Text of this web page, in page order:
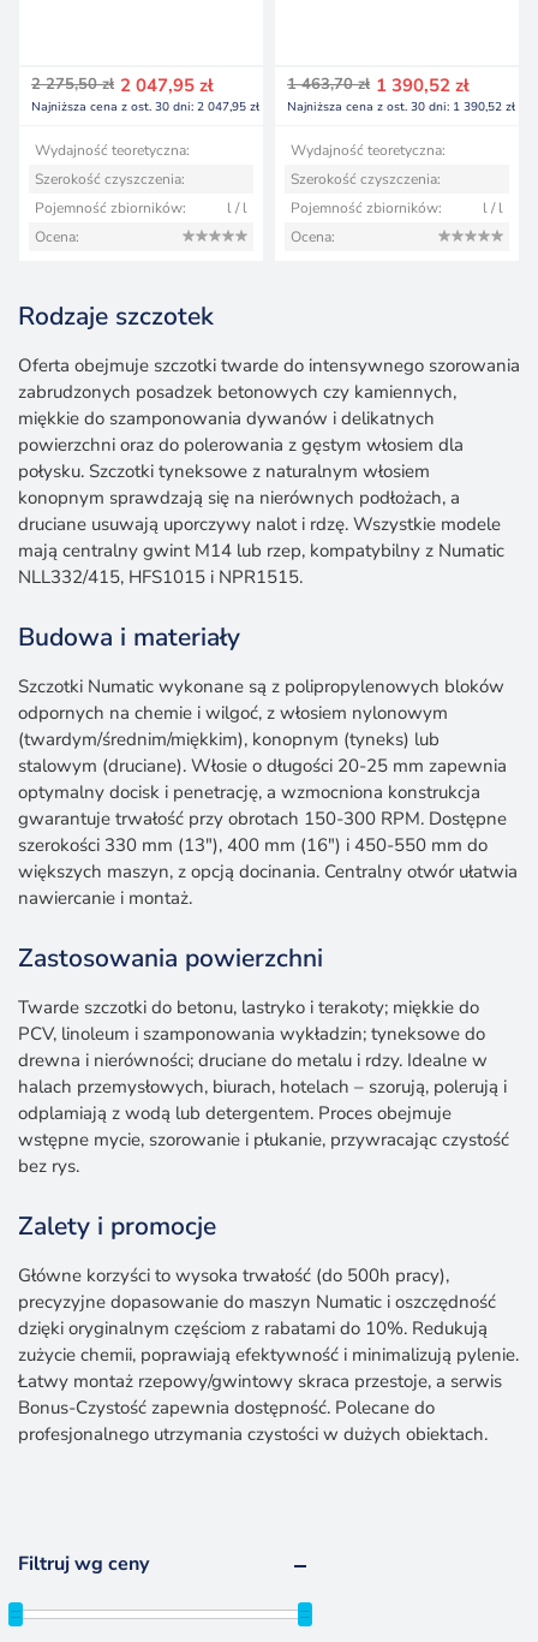
2 275,50zł
Pierwotna
cena
2 275,50 zł.
2 047,95 zł
Aktualna
cena
2 047,95 zł.
Najniższa cena z ost. 30 dni: 2 047,95 zł
Wydajność teoretyczna:
Szerokość czyszczenia:
Pojemność zbiorników:
l / l
Ocena:
1 463,70zł
Pierwotna
cena
1 463,70 zł.
1 390,52 zł
Aktualna
cena
1 390,52 zł.
Najniższa cena z ost. 30 dni: 1 390,52 zł
Wydajność teoretyczna:
Szerokość czyszczenia:
Pojemność zbiorników:
l / l
Ocena:
Rodzaje szczotek
Oferta obejmuje szczotki twarde do intensywnego szorowania
zabrudzonych posadzek betonowych czy kamiennych,
miękkie do szamponowania dywanów i delikatnych
powierzchni oraz do polerowania z gęstym włosiem dla
połysku. Szczotki tyneksowe z naturalnym włosiem
konopnym sprawdzają się na nierównych podłożach, a
druciane usuwają uporczywy nalot i rdzę. Wszystkie modele
mają centralny gwint M14 lub rzep, kompatybilny z Numatic
NLL332/415, HFS1015 i NPR1515.
Budowa i materiały
Szczotki Numatic wykonane są z polipropylenowych bloków
odpornych na chemie i wilgoć, z włosiem nylonowym
(twardym/średnim/miękkim), konopnym (tyneks) lub
stalowym (druciane). Włosie o długości 20-25 mm zapewnia
optymalny docisk i penetrację, a wzmocniona konstrukcja
gwarantuje trwałość przy obrotach 150-300 RPM. Dostępne
szerokości 330 mm (13″), 400 mm (16″) i 450-550 mm do
większych maszyn, z opcją docinania. Centralny otwór ułatwia
nawiercanie i montaż.
Zastosowania powierzchni
Twarde szczotki do betonu, lastryko i terakoty; miękkie do
PCV, linoleum i szamponowania wykładzin; tyneksowe do
drewna i nierówności; druciane do metalu i rdzy. Idealne w
halach przemysłowych, biurach, hotelach – szorują, polerują i
odplamiają z wodą lub detergentem. Proces obejmuje
wstępne mycie, szorowanie i płukanie, przywracając czystość
bez rys.
Zalety i promocje
Główne korzyści to wysoka trwałość (do 500h pracy),
precyzyjne dopasowanie do maszyn Numatic i oszczędność
dzięki oryginalnym częściom z rabatami do 10%. Redukują
zużycie chemii, poprawiają efektywność i minimalizują pylenie.
Łatwy montaż rzepowy/gwintowy skraca przestoje, a serwis
Bonus-Czystość zapewnia dostępność. Polecane do
profesjonalnego utrzymania czystości w dużych obiektach.
Filtruj wg ceny